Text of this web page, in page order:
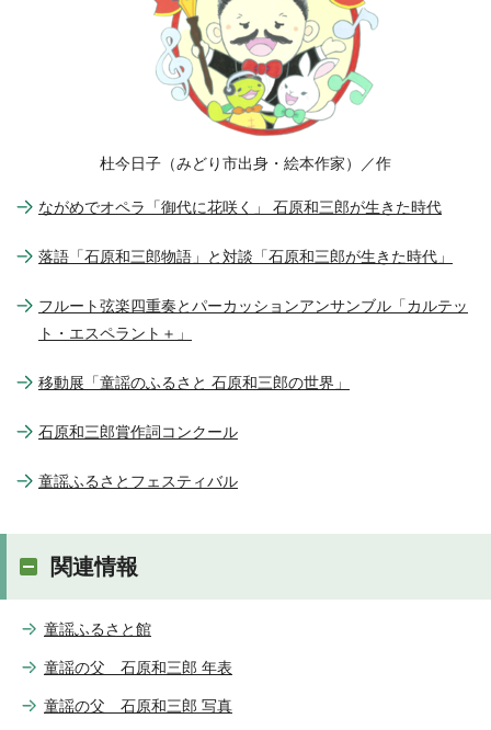
杜今日子（みどり市出身・絵本作家）／作
ながめでオペラ「御代に花咲く」 石原和三郎が生きた時代
落語「石原和三郎物語」と対談「石原和三郎が生きた時代」
フルート弦楽四重奏とパーカッションアンサンブル「カルテッ
ト・エスペラント＋」
移動展「童謡のふるさと 石原和三郎の世界」
石原和三郎賞作詞コンクール
童謡ふるさとフェスティバル
関連情報
童謡ふるさと館
童謡の父 石原和三郎 年表
童謡の父 石原和三郎 写真